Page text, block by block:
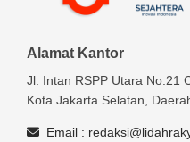
Alamat Kantor
Jl. Intan RSPP Utara No.21
Kota Jakarta Selatan,
Email :